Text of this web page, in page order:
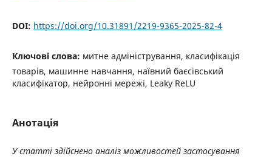
DOI: https://doi.org/10.31891/2219-9365-2025-82-4
Ключові слова: митне адміністрування, класифікація
товарів, машинне навчання, наївний баєсівський
класифікатор, нейронні мережі, Leaky ReLU
Анотація
У статті здійснено аналіз можливостей застосування